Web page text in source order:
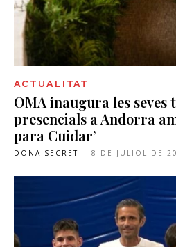
ACTUALITAT
OMA inaugura les seves
presencials a Andorra
para Cuidar’
DONA SECRET - 8 DE JULIOL DE